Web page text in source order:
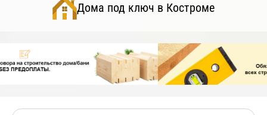
Дома под ключ в Костроме